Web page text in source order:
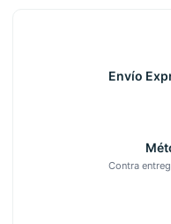
Envío
Contra